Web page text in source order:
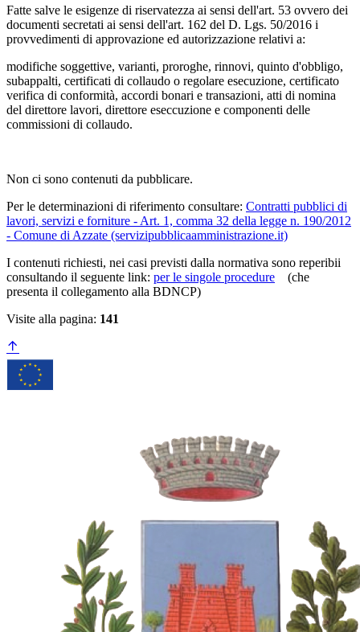
Fatte salve le esigenze di riservatezza ai sensi dell'art. 53 ovvero dei
documenti secretati ai sensi dell'art. 162 del D. Lgs. 50/2016 i
provvedimenti di approvazione ed autorizzazione relativi a:
modifiche soggettive, varianti, proroghe, rinnovi, quinto d'obbligo,
subappalti, certificati di collaudo o regolare esecuzione, certificato
verifica di conformità, accordi bonari e transazioni, atti di nomina
del direttore lavori, direttore eseccuzione e componenti delle
commissioni di collaudo.
Non ci sono contenuti da pubblicare.
Per le determinazioni di riferimento consultare: Contratti pubblici di
lavori, servizi e forniture - Art. 1, comma 32 della legge n. 190/2012
- Comune di Azzate (servizipubblicaamministrazione.it)
I contenuti richiesti, nei casi previsti dalla normativa sono reperibii
consultando il seguente link: per le singole procedure (che
presenta il collegamento alla BDNCP)
Visite alla pagina: 141